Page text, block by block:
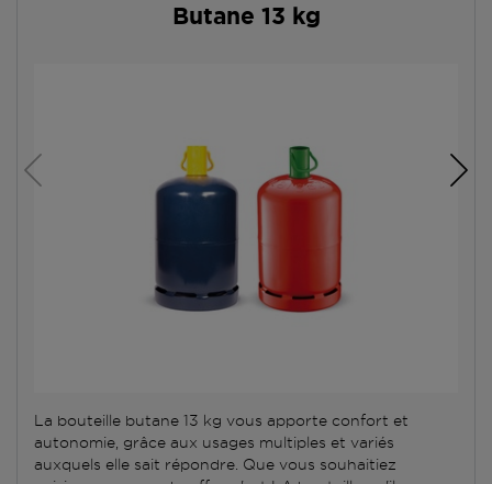
Butane 13 kg
La bouteille butane 13 kg vous apporte confort et
autonomie, grâce aux usages multiples et variés
auxquels elle sait répondre. Que vous souhaitiez